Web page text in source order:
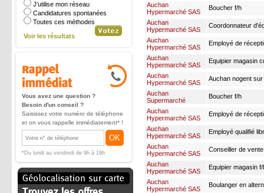
J'utilise mon réseau
Candidatures spontanées
Toutes ces méthodes
Voir les résultats
Vous avez une question ?
Besoin d'un conseil ?
Saisissez votre numéro de téléphone
et on vous rappelle immédiatement* !
OK
*Du lundi au vendredi de 9h à 19h
Auchan
Hypermarché SAS
Boucher f/h
Auchan
Hypermarché SAS
Coordonnateur
Auchan
Hypermarché SAS
Employé de
Auchan
Hypermarché SAS
Equipier magasin
Auchan
Hypermarché SAS
Auchan nogent
Auchan
Supermarché
Boucher f/h
Auchan
Hypermarché SAS
Employé de
Auchan
Hypermarché SAS
Employé qualifié
Auchan
Hypermarché SAS
Auchan
Hypermarché SAS
Equipier magasin
Auchan
Hypermarché SAS
Boulanger en